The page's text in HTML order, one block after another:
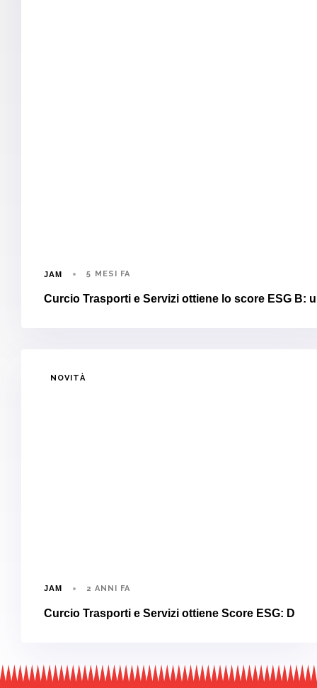
JAM 5 MESI FA
Curcio Trasporti e Servizi ottiene lo score ESG B:
NOVITÀ
JAM 2 ANNI FA
Curcio Trasporti e Servizi ottiene Score ESG: D